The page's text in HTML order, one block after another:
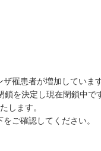
罹患者が増加しています
を決定し現在閉鎖中で
します。
ご確認してください。